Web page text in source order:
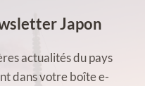
Japon
actualités du pays
dans votre boîte e-